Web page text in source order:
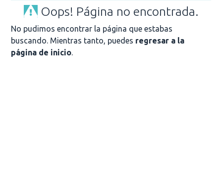
Oops! Página no encontrada.
No pudimos encontrar la página que estabas
buscando. Mientras tanto, puedes regresar a la
página de inicio